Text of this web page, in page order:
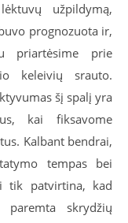
užpildymą,
prognozuota ir,
prie
keleivių srauto.
šį spalį yra
kai fiksavome
Kalbant bendrai,
tempas bei
tik patvirtina, kad
skrydžių